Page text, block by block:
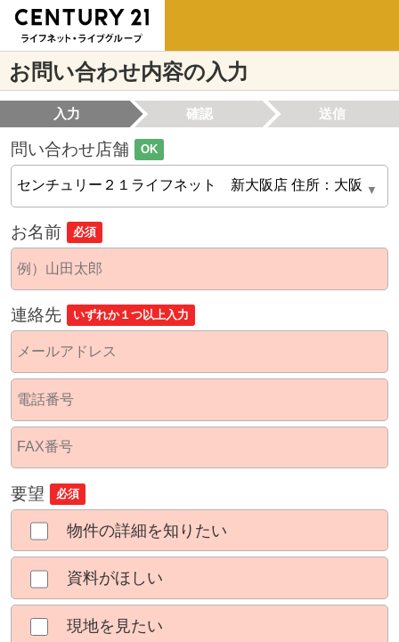
お問い合わせ内容の入力
入力 確認 送信
問い合わせ店舗 OK
お名前 必須
連絡先 いずれか１つ以上入力
要望 必須
物件の詳細を知りたい
資料がほしい
現地を見たい